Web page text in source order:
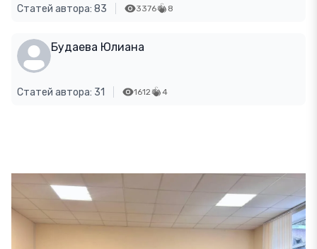
Статей автора: 83 3376 8
Будаева Юлиана
Статей автора: 31 1612 4